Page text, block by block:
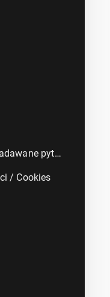
FAQ - Najczęściej zadawane pytania
/ Cookies